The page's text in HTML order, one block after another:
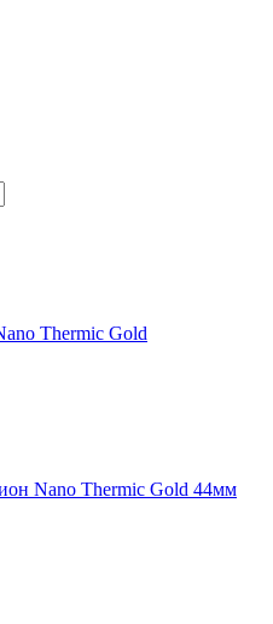
Thermic Gold
Nano Thermic Gold 44мм